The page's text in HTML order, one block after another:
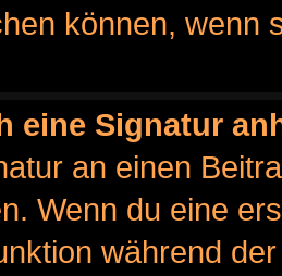
können, wenn
eine Signatur
an einen
Wenn du eine
während